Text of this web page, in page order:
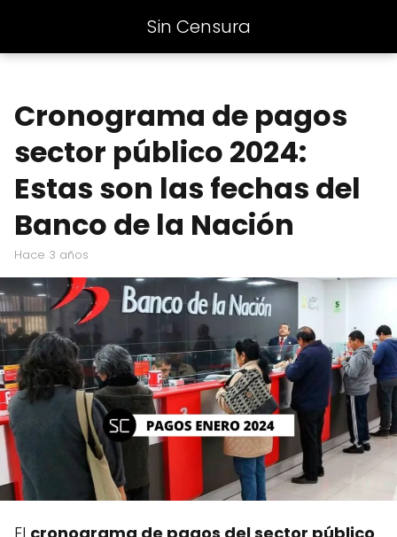
Sin Censura
Cronograma de pagos
sector público 2024:
Estas son las fechas del
Banco de la Nación
hace 3 años